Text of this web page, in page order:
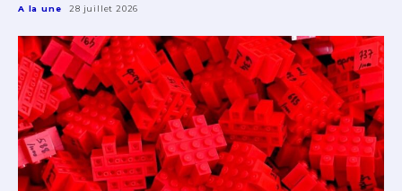
A la une 28 juillet 2026